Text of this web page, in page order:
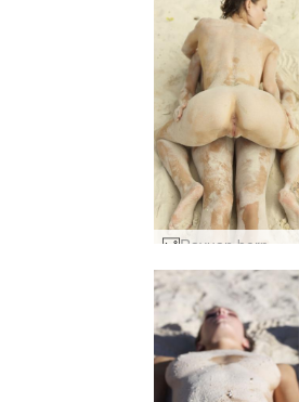
Rayuan berpasir Flora dan Zaika #61